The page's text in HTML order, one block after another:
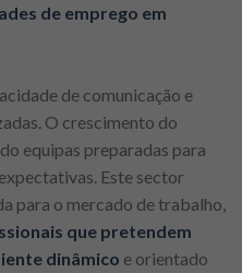
de emprego em
de comunicação e
O crescimento do
equipas preparadas para
Este sector
para o mercado de trabalho,
que pretendem
dinâmico e orientado